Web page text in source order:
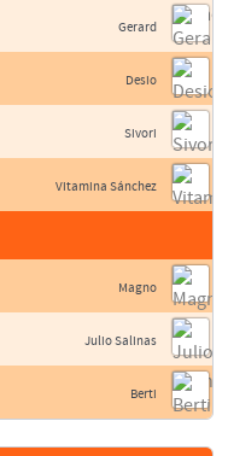
Gerard
Desio
Sivori
Vitamina Sánchez
Magno
Julio Salinas
Berti